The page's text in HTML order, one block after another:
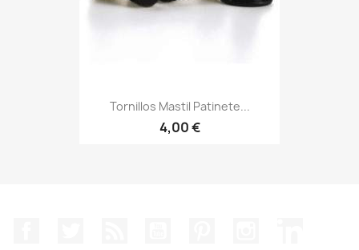
Tornillos Mastil Patinete...
4,00 €